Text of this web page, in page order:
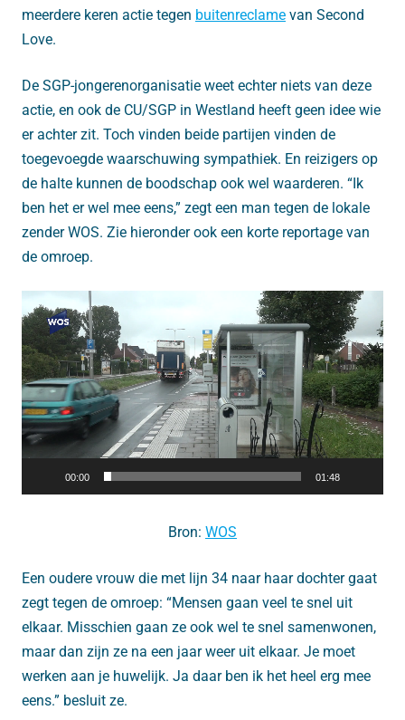
meerdere keren actie tegen buitenreclame van Second
Love.
De SGP-jongerenorganisatie weet echter niets van deze
actie, en ook de CU/SGP in Westland heeft geen idee wie
er achter zit. Toch vinden beide partijen vinden de
toegevoegde waarschuwing sympathiek. En reizigers op
de halte kunnen de boodschap ook wel waarderen. “Ik
ben het er wel mee eens,” zegt een man tegen de lokale
zender WOS. Zie hieronder ook een korte reportage van
de omroep.
Videospeler
00:00 01:48
Bron: WOS
Een oudere vrouw die met lijn 34 naar haar dochter gaat
zegt tegen de omroep: “Mensen gaan veel te snel uit
elkaar. Misschien gaan ze ook wel te snel samenwonen,
maar dan zijn ze na een jaar weer uit elkaar. Je moet
werken aan je huwelijk. Ja daar ben ik het heel erg mee
eens.” besluit ze.